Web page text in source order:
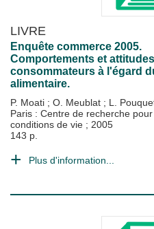
LIVRE
Enquête commerce 2005.
Comportements et
consommateurs à l'égard
alimentaire.
P. Moati ; O. Meublat ; L.
Paris : Centre de recherche
conditions de vie ; 2005
143 p.
Plus d'information...